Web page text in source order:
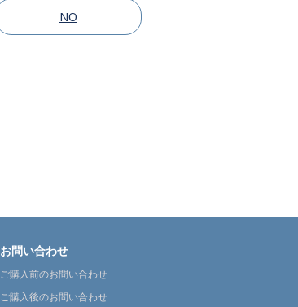
NO
お問い合わせ
ご購入前のお問い合わせ
ご購入後のお問い合わせ